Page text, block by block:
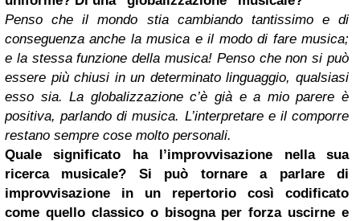
Penso che il mondo stia cambiando tantissimo e di
conseguenza anche la musica e il modo di fare musica;
e la stessa funzione della musica! Penso che non si può
essere più chiusi in un determinato linguaggio, qualsiasi
esso sia. La globalizzazione c’è già e a mio parere è
positiva, parlando di musica. L’interpretare e il comporre
restano sempre cose molto personali.
Quale significato ha l’improvvisazione nella sua
ricerca musicale? Si può tornare a parlare di
improvvisazione in un repertorio così codificato
come quello classico o bisogna per forza uscirne e